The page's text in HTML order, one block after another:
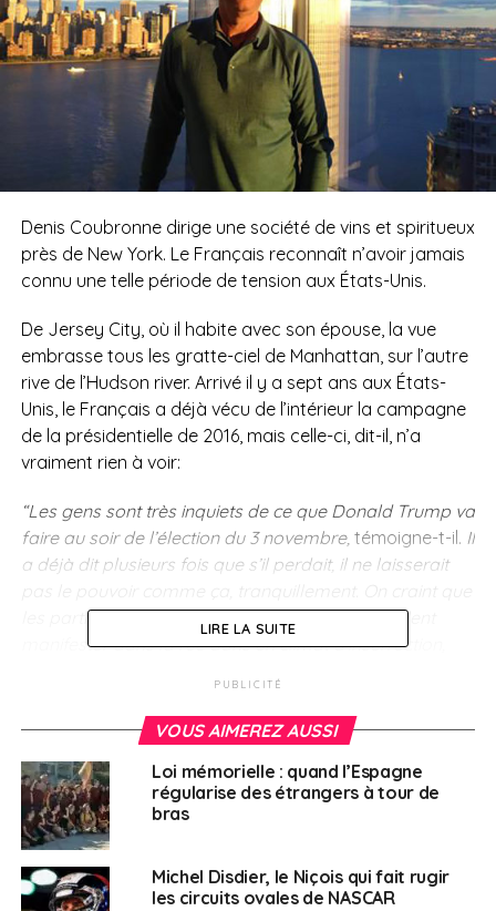
Denis Coubronne dirige une société de vins et spiritueux
près de New York. Le Français reconnaît n’avoir jamais
connu une telle période de tension aux États-Unis.
De Jersey City, où il habite avec son épouse, la vue
embrasse tous les gratte-ciel de Manhattan, sur l’autre
rive de l’Hudson river. Arrivé il y a sept ans aux États-
Unis, le Français a déjà vécu de l’intérieur la campagne
de la présidentielle de 2016, mais celle-ci, dit-il, n’a
vraiment rien à voir:
“Les gens sont très inquiets de ce que Donald Trump va
faire au soir de l’élection du 3 novembre, témoigne-t-il. Il
a déjà dit plusieurs fois que s’il perdait, il ne laisserait
les partisans de Trump, qui sont tous armés, aillent
manifester dans la rue dans un climat d’insurrection,
Vote par
correspondance
Et cela est pris très au sérieux, d’autant qu’à longueur
de tweets, le président américain a presque toujours
LIRE LA SUITE
PUBLICITÉ
VOUS AIMEREZ AUSSI
Loi mémorielle : quand l’Espagne
régularise des étrangers à tour de
bras
Michel Disdier, le Niçois qui fait rugir
les circuits ovales de NASCAR